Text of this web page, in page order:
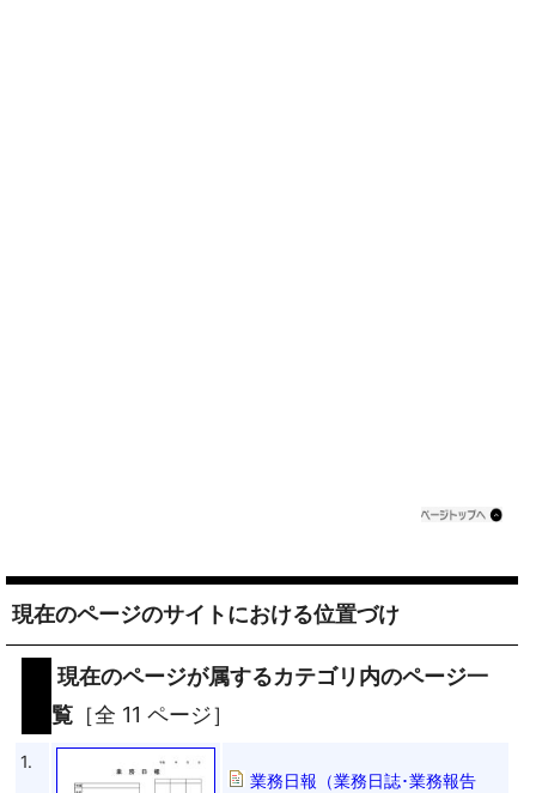
現在のページのサイトにおける位置づけ
現在のページが属するカテゴリ内のページ一
覧 ［全 11 ページ］
1.
業務日報（業務日誌･業務報告